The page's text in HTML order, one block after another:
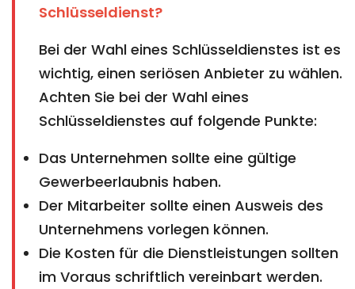
Schlüsseldienst?
Bei der Wahl eines Schlüsseldienstes ist es
wichtig, einen seriösen Anbieter zu wählen.
Achten Sie bei der Wahl eines
Schlüsseldienstes auf folgende Punkte:
Das Unternehmen sollte eine gültige
Gewerbeerlaubnis haben.
Der Mitarbeiter sollte einen Ausweis des
Unternehmens vorlegen können.
Die Kosten für die Dienstleistungen sollten
im Voraus schriftlich vereinbart werden.